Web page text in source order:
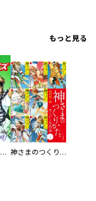
もっと見る
Base Boys 新装版 神さまのつくりかた。スーパー大合本